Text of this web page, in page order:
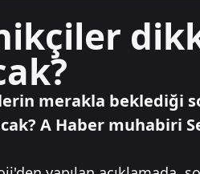
merakla beklediği
A Haber muhabiri